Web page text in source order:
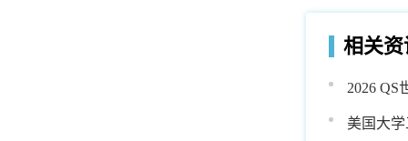
相关资
2026 QS
美国大